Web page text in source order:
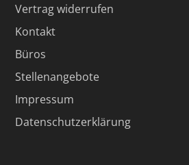
Vertrag widerrufen
Kontakt
Büros
Stellenangebote
Impressum
Datenschutzerklärung